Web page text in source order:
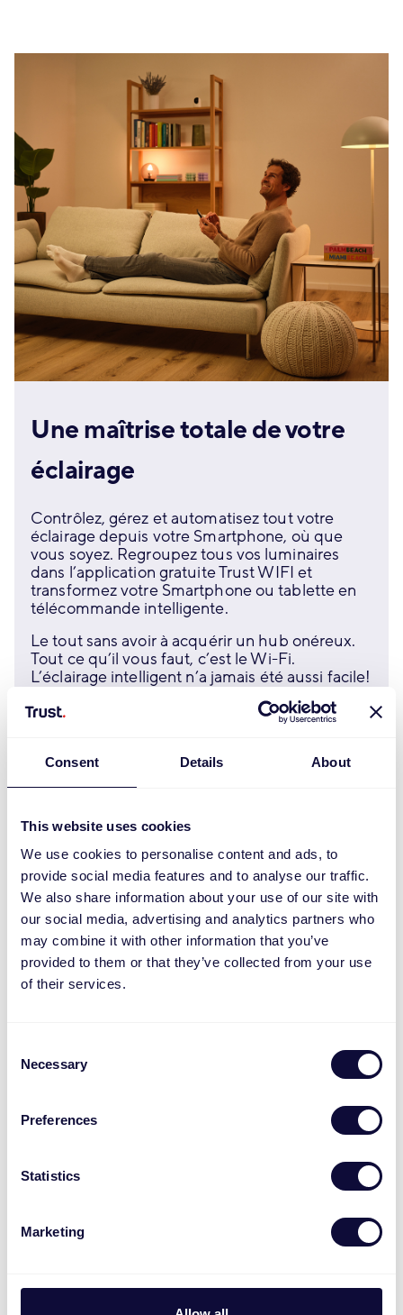
Consent Details About
This website uses cookies
We use cookies to personalise content and ads, to
provide social media features and to analyse our traffic.
We also share information about your use of our site with
our social media, advertising and analytics partners who
may combine it with other information that you’ve
provided to them or that they’ve collected from your use
of their services.
Selection
Necessary
Preferences
Statistics
Marketing
Une maîtrise totale de votre
éclairage
Contrôlez, gérez et automatisez tout votre
éclairage depuis votre Smartphone, où que
vous soyez. Regroupez tous vos luminaires
dans l’application gratuite Trust WIFI et
transformez votre Smartphone ou tablette en
télécommande intelligente.
Le tout sans avoir à acquérir un hub onéreux.
Tout ce qu’il vous faut, c’est le Wi-Fi.
L’éclairage intelligent n’a jamais été aussi facile!
partout et tout le temps
Gardez toujours un œil sur la situation.
Découvrez instantanément ce qu’il se passe